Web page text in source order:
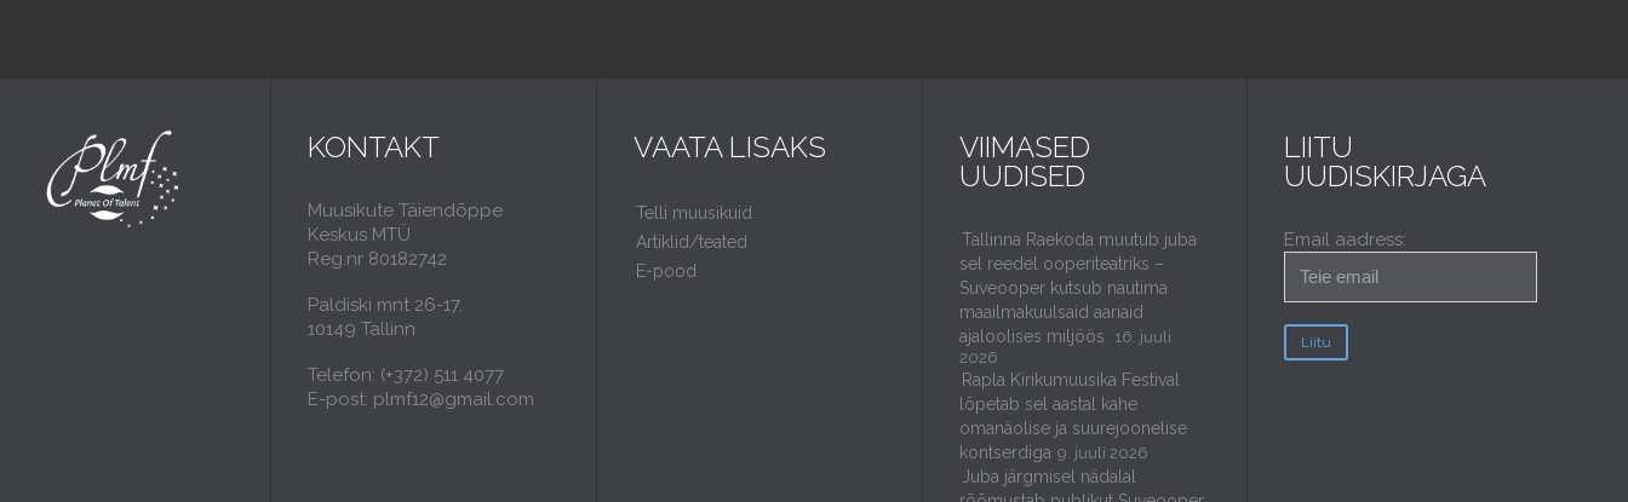
KONTAKT
Muusikute Täiendõppe
Keskus MTÜ
Reg.nr 80182742
Paldiski mnt 26-17,
10149 Tallinn
Telefon: (+372) 511 4077
E-post: plmf12@gmail.com
VAATA LISAKS
Telli muusikuid
Artiklid/teated
E-pood
VIIMASED
UUDISED
Tallinna Raekoda muutub juba
sel reedel ooperiteatriks –
Suveooper kutsub nautima
maailmakuulsaid aariaid
ajaloolises miljöös.
16. juuli
2026
Rapla Kirikumuusika Festival
lõpetab sel aastal kahe
omanäolise ja suurejoonelise
kontserdiga 9. juuli 2026
Juba järgmisel nädalal
LIITU
UUDISKIRJAGA
Email aadress: